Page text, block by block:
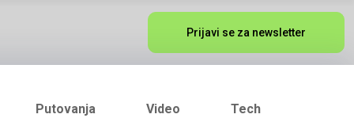
Prijavi se za newsletter
Putovanja Video Tech